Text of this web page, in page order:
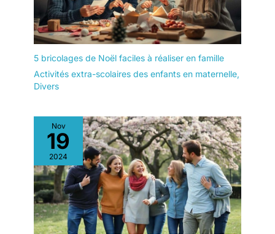
5 bricolages de Noël faciles à réaliser en famille
Activités extra-scolaires des enfants en maternelle,
Divers
Nov
19
2024